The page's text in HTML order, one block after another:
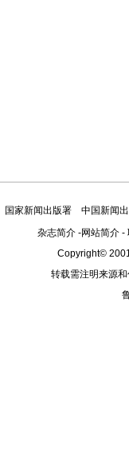
国家新闻出版署
中国新闻
杂志简介-网站简介-
Copyright©
转载需注明来源